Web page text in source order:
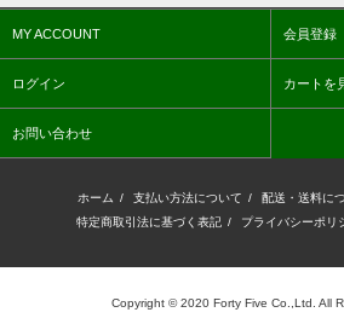
MY ACCOUNT 会員登録
ログイン カートを
お問い合わせ
ホーム / 支払い方法について / 配送・送料に
特定商取引法に基づく表記 / プライバシーポリ
Copyright © 2020 Forty Five Co.,Ltd. All